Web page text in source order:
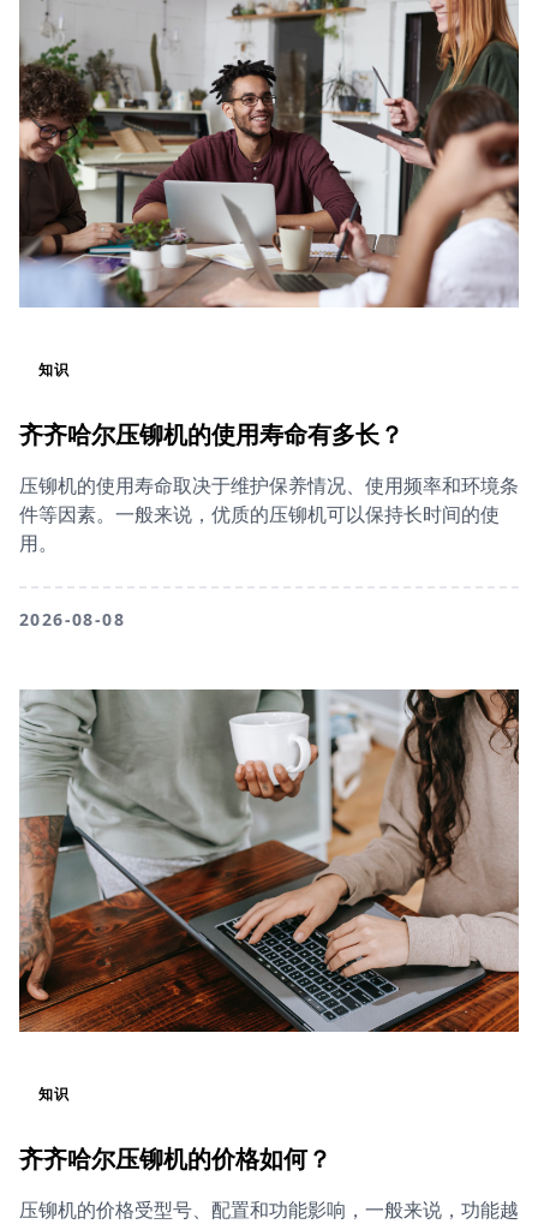
知识
齐齐哈尔压铆机的使用寿命有多长？
压铆机的使用寿命取决于维护保养情况、使用频率和环境条
件等因素。一般来说，优质的压铆机可以保持长时间的使
用。
2026-08-08
知识
齐齐哈尔压铆机的价格如何？
压铆机的价格受型号、配置和功能影响，一般来说，功能越